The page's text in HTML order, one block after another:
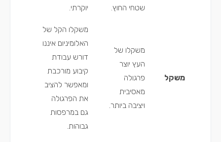
שטחי החוץ.
יוקרתי.
משקל
משקלו של
העץ יוצר
פרגולה
מאסיבית
ויציבה ביותר.
משקלו הקל של
האלומיניום איננו
דורש עבודת
קיבוע מורכבת
ומאפשר להציב
את הפרגולה
גם במרפסות
גבוהות.